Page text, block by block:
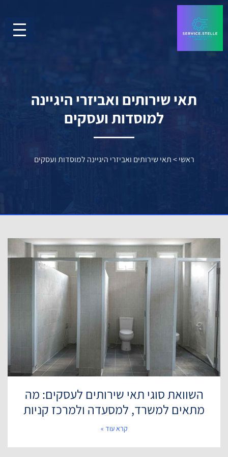
תאי שירותים ואביזרי היגיינה
למוסדות ועסקים
ראשי>תאי שירותים ואביזרי היגיינה למוסדות ועסקים
השוואת סוגי תאי שירותים לעסקים: מה
מתאים למשרד, למסעדה ולמרכז קניות
קרא עוד »